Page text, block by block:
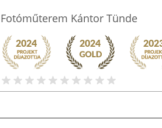
Fotóműterem Kántor Tünde